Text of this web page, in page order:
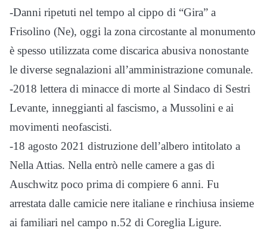
-Danni ripetuti nel tempo al cippo di “Gira” a
Frisolino (Ne), oggi la zona circostante al monumento
è spesso utilizzata come discarica abusiva nonostante
le diverse segnalazioni all’amministrazione comunale.
-2018 lettera di minacce di morte al Sindaco di Sestri
Levante, inneggianti al fascismo, a Mussolini e ai
movimenti neofascisti.
-18 agosto 2021 distruzione dell’albero intitolato a
Nella Attias. Nella entrò nelle camere a gas di
Auschwitz poco prima di compiere 6 anni. Fu
arrestata dalle camicie nere italiane e rinchiusa insieme
ai familiari nel campo n.52 di Coreglia Ligure.